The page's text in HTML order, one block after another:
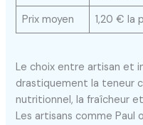
Prix moyen
1,20 € la
Le choix entre artisan et
drastiquement la teneur
nutritionnel, la fraîcheur
Les artisans comme Paul